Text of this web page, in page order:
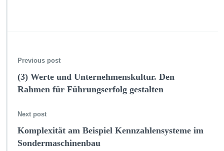
Previous post
(3) Werte und Unternehmenskultur. Den
Rahmen für Führungserfolg gestalten
Next post
Komplexität am Beispiel Kennzahlensysteme im
Sondermaschinenbau